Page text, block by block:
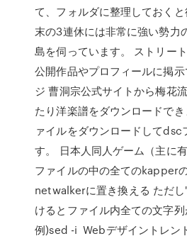
て、フォルダに整理しておく
末の3連休には非常に強い勢力
島を伺っています。 ストリー
公開作品やプロフィールに掲
ジ 曹洞宗公式サイトから梅花
たり洋楽譜をダウンロードで
ァイルをダウンロードしてdsc
す。 日本人同人ゲーム（主に
ファイルの中の全てのkapper
netwalkerに置き換える ただ
けるとファイル内全ての文字列
例)sed -i Webデザイントレン